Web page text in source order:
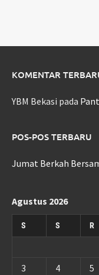
KOMENTAR
YBM Bekasi pada
POS-POS TERBARU
Jumat Berkah
Agustus 2026
S S R
3
4 5